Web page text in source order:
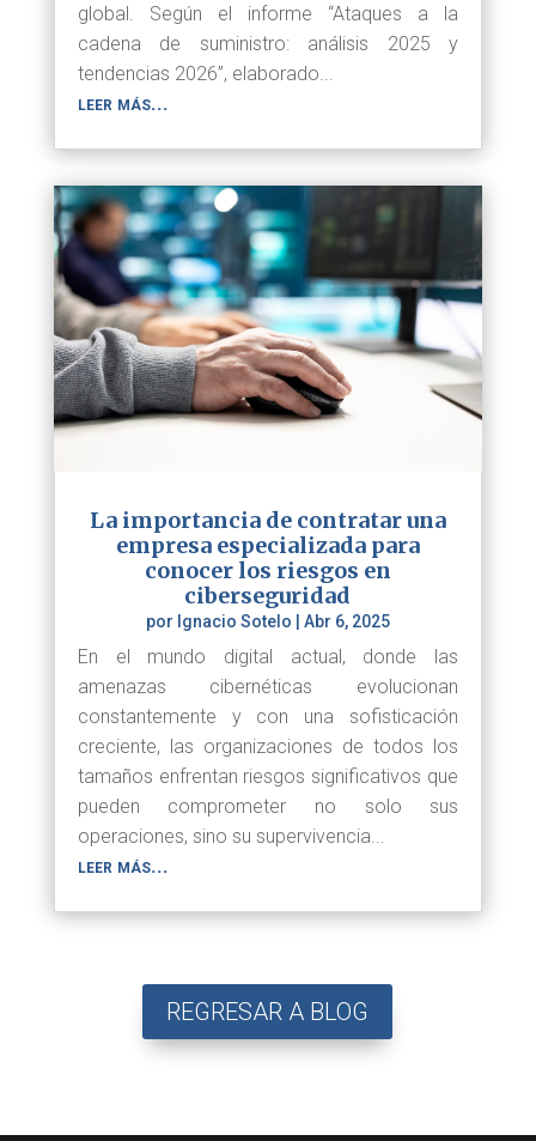
global. Según el informe “Ataques a la
cadena de suministro: análisis 2025 y
tendencias 2026”, elaborado...
leer más...
La importancia de contratar una
empresa especializada para
conocer los riesgos en
ciberseguridad
por Ignacio Sotelo Abr 6, 2025
En el mundo digital actual, donde las
amenazas cibernéticas evolucionan
constantemente y con una sofisticación
creciente, las organizaciones de todos los
tamaños enfrentan riesgos significativos que
pueden comprometer no solo sus
operaciones, sino su supervivencia...
leer más...
REGRESAR A BLOG